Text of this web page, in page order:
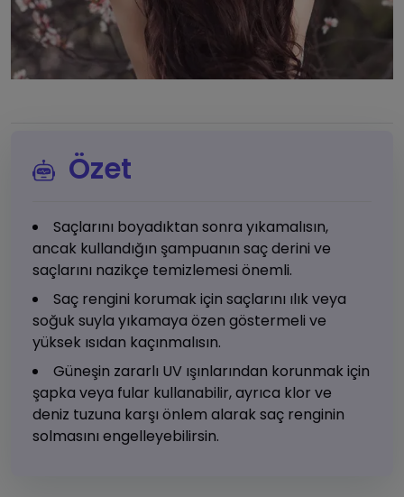
Özet
Saçlarını boyadıktan sonra yıkamalısın,
ancak kullandığın şampuanın saç derini ve
saçlarını nazikçe temizlemesi önemli.
Saç rengini korumak için saçlarını ılık veya
soğuk suyla yıkamaya özen göstermeli ve
yüksek ısıdan kaçınmalısın.
Güneşin zararlı UV ışınlarından korunmak için
şapka veya fular kullanabilir, ayrıca klor ve
deniz tuzuna karşı önlem alarak saç renginin
solmasını engelleyebilirsin.